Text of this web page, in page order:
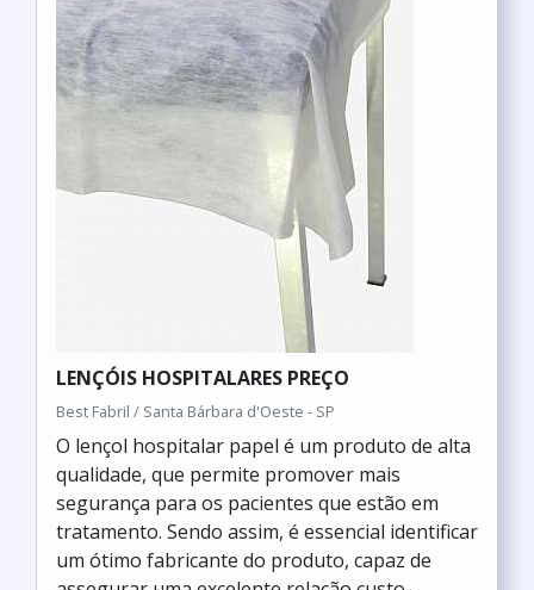
LENÇÓIS HOSPITALARES PREÇO
Best Fabril / Santa Bárbara d'Oeste - SP
O lençol hospitalar papel é um produto de alta
qualidade, que permite promover mais
segurança para os pacientes que estão em
tratamento. Sendo assim, é essencial identificar
um ótimo fabricante do produto, capaz de